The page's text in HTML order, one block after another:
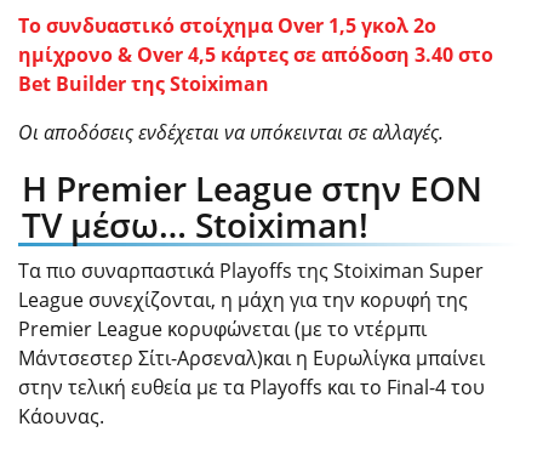
Το συνδυαστικό στοίχημα Over 1,5 γκολ 2ο
ημίχρονο & Over 4,5 κάρτες σε απόδοση 3.40 στο
Bet Builder της Stoiximan
Οι αποδόσεις ενδέχεται να υπόκεινται σε αλλαγές.
H Premier League στην EON
TV μέσω… Stoiximan!
Τα πιο συναρπαστικά Playoffs της Stoiximan Super
League συνεχίζονται, η μάχη για την κορυφή της
Premier League κορυφώνεται (με το ντέρμπι
Μάντσεστερ Σίτι-Αρσεναλ)και η Ευρωλίγκα μπαίνει
στην τελική ευθεία με τα Playoffs και το Final-4 του
Κάουνας.